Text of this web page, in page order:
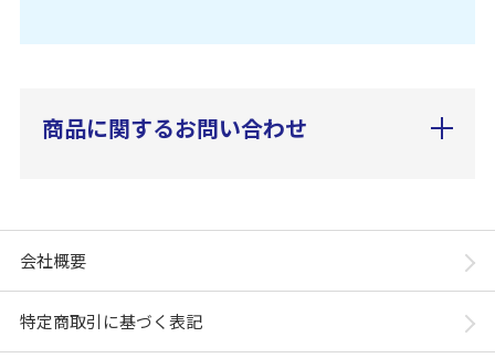
商品に関するお問い合わせ
会社概要
特定商取引に基づく表記